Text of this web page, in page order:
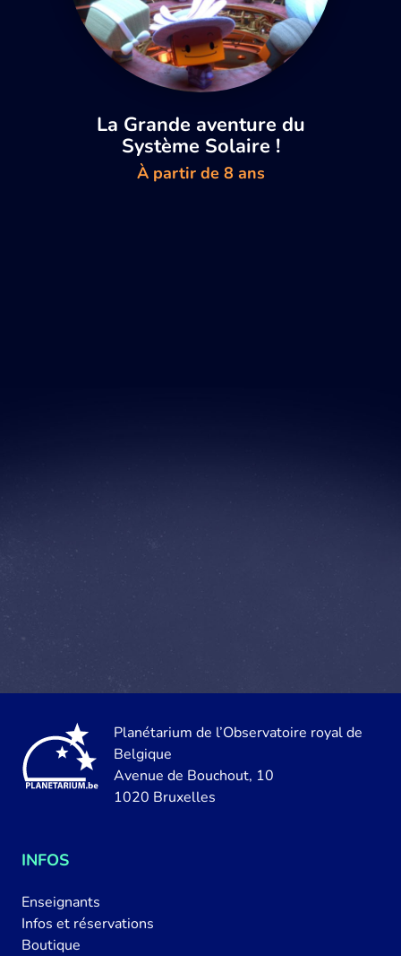
La Grande aventure du
Système Solaire !
À partir de 8 ans
Planétarium de l’Observatoire royal de
Belgique
Avenue de Bouchout, 10
1020 Bruxelles
INFOS
Enseignants
Infos et réservations
Boutique